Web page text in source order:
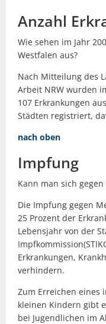
Anzahl
Wie sehen im Jahr
Westfalen aus?
Nach Mitteilung des
Arbeit NRW wurden
107 Erkrankungen
Städten registriert,
nach oben
Impfung
Kann man sich
Die Impfung gegen
25 Prozent der
Lebensjahr von der
Erkrankungen,
verhindern.
Zum Erreichen eines
kleinen Kindern gibt
bei Jugendlichen im